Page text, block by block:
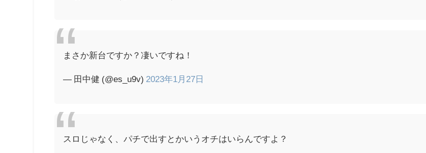
まさか新台ですか？凄いですね！
— 田中健 (@es_u9v) 2023年1月27日
スロじゃなく、パチで出すとかいうオチはいらんですよ？